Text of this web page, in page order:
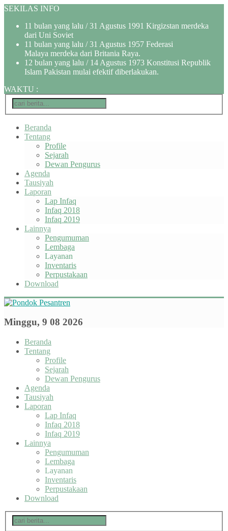
SEKILAS INFO
11 bulan yang lalu / 31 Agustus 1991 Kirgizstan merdeka
dari Uni Soviet
11 bulan yang lalu / 31 Agustus 1957 Federasi
Malaya merdeka dari Britania Raya.
12 bulan yang lalu / 14 Agustus 1973 Konstitusi Republik
Islam Pakistan mulai efektif diberlakukan.
WAKTU :
Beranda
Tentang
Profile
Sejarah
Dewan Pengurus
Agenda
Tausiyah
Laporan
Lap Infaq
Infaq 2018
Infaq 2019
Lainnya
Pengumuman
Lembaga
Layanan
Inventaris
Perpustakaan
Download
Minggu, 9 08 2026
Beranda
Tentang
Profile
Sejarah
Dewan Pengurus
Agenda
Tausiyah
Laporan
Lap Infaq
Infaq 2018
Infaq 2019
Lainnya
Pengumuman
Lembaga
Layanan
Inventaris
Perpustakaan
Download